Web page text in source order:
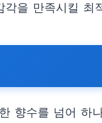
을 만족시킬 최
향수를 넘어 하